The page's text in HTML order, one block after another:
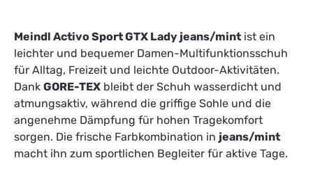
Meindl Activo Sport GTX Lady jeans/mint ist ein
leichter und bequemer Damen-Multifunktionsschuh
für Alltag, Freizeit und leichte Outdoor-Aktivitäten.
Dank GORE-TEX bleibt der Schuh wasserdicht und
atmungsaktiv, während die griffige Sohle und die
angenehme Dämpfung für hohen Tragekomfort
sorgen. Die frische Farbkombination in jeans/mint
macht ihn zum sportlichen Begleiter für aktive Tage.